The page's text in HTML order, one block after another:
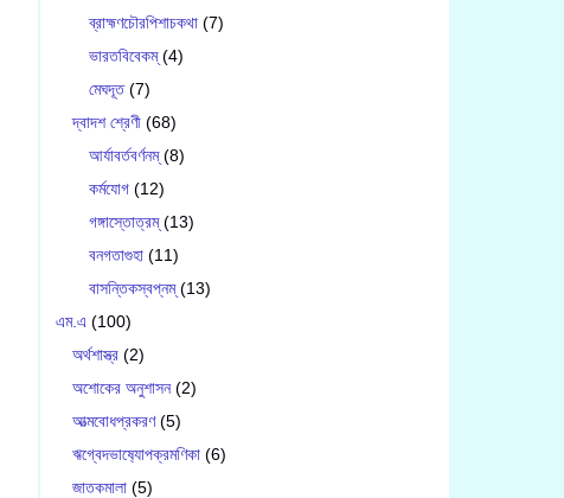
ব্রাহ্মণচৌরপিশাচকথা (7)
ভারতবিবেকম্(4)
মেঘদূত(7)
দ্বাদশ শ্রেণী (68)
আর্যাবর্তবর্ণনম্(8)
কর্মযোগ (12)
গঙ্গাস্তোত্রম্(13)
বনগতাগুহা (11)
বাসন্তিকস্বপ্নম্(13)
এম.এ (100)
অর্থশাস্ত্র (2)
অশোকের অনুশাসন(2)
আত্মবোধপ্রকরণ(5)
ঋগ্বেদভাষ‍্যোপক্রমণিকা (6)
জাতকমালা (5)